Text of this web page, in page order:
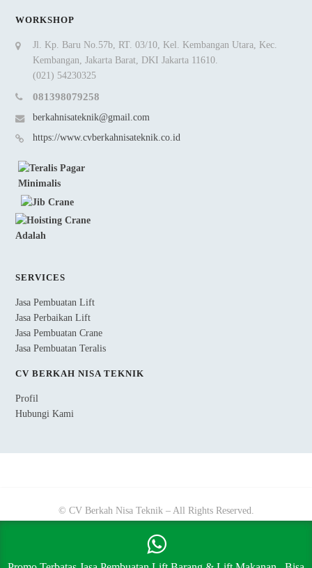
WORKSHOP
Jl. Kp. Baru No.57b, RT. 03/10, Kel. Kembangan Utara, Kec.
Kembangan, Jakarta Barat, DKI Jakarta 11610.
(021) 54230325
081398079258
berkahnisateknik@gmail.com
https://www.cvberkahnisateknik.co.id
SERVICES
Jasa Pembuatan Lift
Jasa Perbaikan Lift
Jasa Pembuatan Crane
Jasa Pembuatan Teralis
CV BERKAH NISA TEKNIK
Profil
Hubungi Kami
© CV Berkah Nisa Teknik – All Rights Reserved.